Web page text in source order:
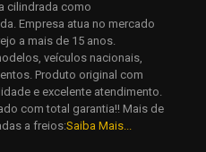
para a próxima vez que
cilindrada como
Empresa atua no mercado
a mais de 15 anos.
veículos nacionais,
Produto original com
e excelente atendimento.
com total garantia!! Mais de
a freios:Saiba Mais...